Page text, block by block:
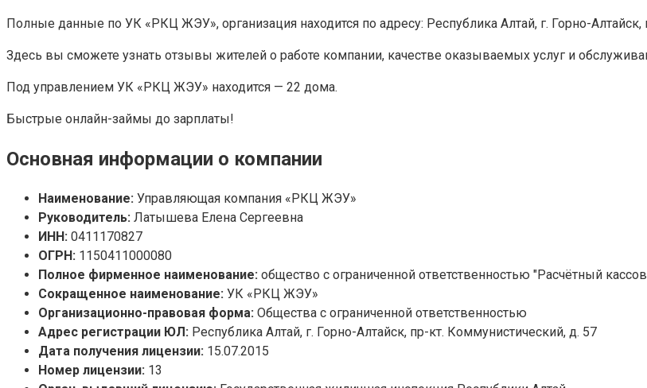
Полные данные по УК «РКЦ ЖЭУ», организация находится по адресу: Республика Алтай, г. Горно-
Здесь вы сможете узнать отзывы жителей о работе компании, качестве оказываемых услуг и
Под управлением УК «РКЦ ЖЭУ» находится — 22 дома.
Быстрые онлайн-займы до зарплаты!
Основная информации о компании
Наименование: Управляющая компания «РКЦ ЖЭУ»
Руководитель: Латышева Елена Сергеевна
ИНН: 0411170827
ОГРН: 1150411000080
Полное фирменное наименование: общество с ограниченной ответственностью "Расчётный
Сокращенное наименование: УК «РКЦ ЖЭУ»
Организационно-правовая форма: Общества с ограниченной ответственностью
Адрес регистрации ЮЛ: Республика Алтай, г. Горно-Алтайск, пр-кт. Коммунистический, д. 57
Дата получения лицензии: 15.07.2015
Номер лицензии: 13